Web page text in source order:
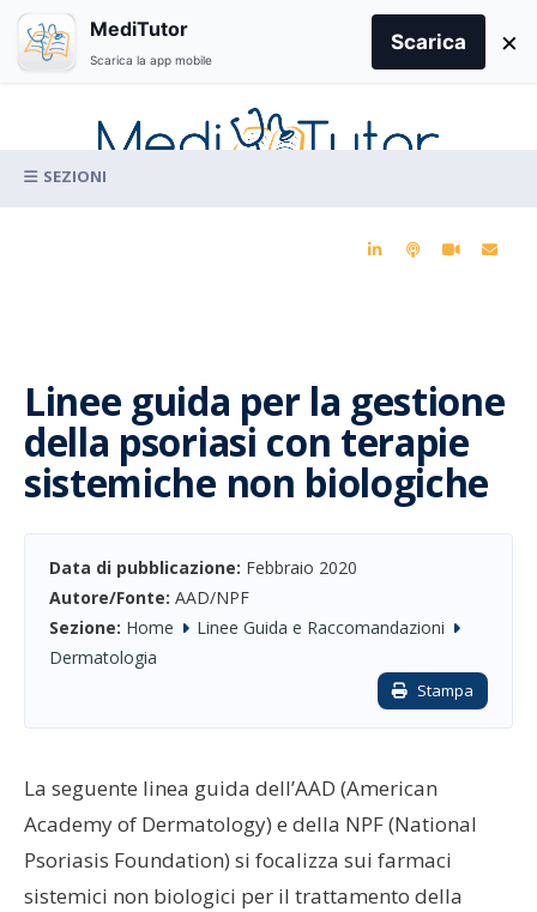
content
Linee guida per la gestione
della psoriasi con terapie
sistemiche non biologiche
Data di pubblicazione: Febbraio 2020
Autore/Fonte: AAD/NPF
Sezione: Home
Linee Guida e Raccomandazioni
Dermatologia
Stampa
La seguente linea guida dell’AAD (American
Academy of Dermatology) e della NPF (National
Psoriasis Foundation) si focalizza sui farmaci
sistemici non biologici per il trattamento della
for:
MediTutor
Scarica la app mobile
Scarica ×